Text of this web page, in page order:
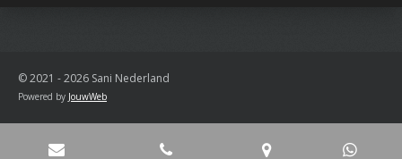
© 2021 - 2026 Sani Nederland
Powered by JouwWeb